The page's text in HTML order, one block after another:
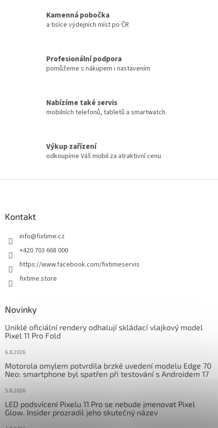
v
ý
s
u
Kamenná pobočka
a tisíce výdejních míst po ČR
Profesionální podpora
pomůžeme s nákupem i nastavením
Nabízíme také servis
mobilních telefonů, tabletů a smartwatch
Výkup zařízení
odkoupíme Váš mobil za atraktivní cenu
Kontakt
info@fixtime.cz
+420 703 668 000
https://www.facebook.com/fixtimeservis
fixtime.store
Novinky
Uniklé oficiální rendery odhalují skládací vlajkový model
Pixel 11 Pro Fold
6.8.2026
Motorola omylem potvrdila brzké uvedení modelu Edge 70
Neo: smartphone byl spatřen při testování s Androidem 17
5.8.2026
LED podsvícení Pixelu 11 Pro se nebude jmenovat Pixel
Glow. Insider prozradil jeho skutečný název